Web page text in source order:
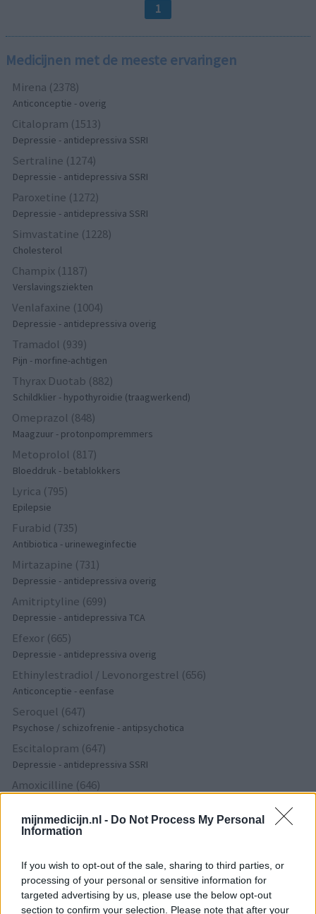
mijnmedicijn.nl - Do Not Process My Personal
Information
If you wish to opt-out of the sale, sharing to third parties, or
processing of your personal or sensitive information for
targeted advertising by us, please use the below opt-out
section to confirm your selection. Please note that after your
1
Medicijnen met de meeste ervaringen
Mirena (2378)
Anticonceptie - overig
Citalopram (1513)
Depressie - antidepressiva SSRI
Sertraline (1274)
Depressie - antidepressiva SSRI
Paroxetine (1272)
Depressie - antidepressiva SSRI
Simvastatine (1228)
Cholesterol
Champix (1187)
Verslavingsziekten
Venlafaxine (1004)
Depressie - antidepressiva overig
Tramadol (939)
Pijn - morfine-achtigen
Thyrax Duotab (882)
Schildklier - hypothyroidie (traagwerkend)
Omeprazol (848)
Maagzuur - protonpompremmers
Metoprolol (817)
Bloeddruk - betablokkers
Lyrica (795)
Epilepsie
Furabid (735)
Antibiotica - urineweginfectie
Mirtazapine (731)
Depressie - antidepressiva overig
Amitriptyline (699)
Depressie - antidepressiva TCA
Efexor (665)
Depressie - antidepressiva overig
Ethinylestradiol / Levonorgestrel (656)
Anticonceptie - eenfase
Seroquel (647)
Psychose / schizofrenie - antipsychotica
Escitalopram (647)
Depressie - antidepressiva SSRI
Amoxicilline (646)
Wellbutrin XR (646)
Verslavingsziekten
Metformine (620)
Diabetes (suikerziekte) - orale middelen
Implanon (hormoonimplantaat) (584)
Anticonceptie - overig